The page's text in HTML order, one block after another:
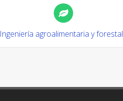
Ingeniería agroalimentaria y forestal